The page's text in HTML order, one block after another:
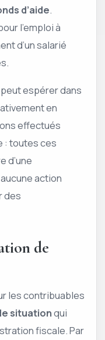
d’aide.
l’emploi à
d’un salarié
peut espérer dans
en
effectués
: toutes ces
d’une
action
des
de
les contribuables
situationqui
fiscale. Par